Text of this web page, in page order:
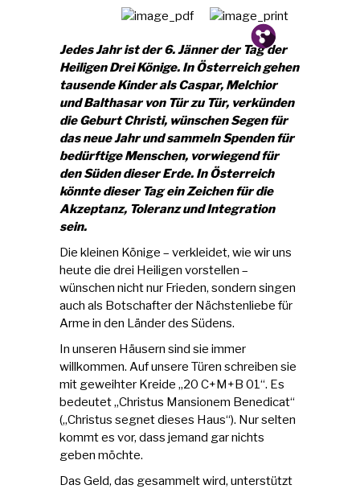
Fb.
Tw.
Pin.
Jedes Jahr ist der 6. Jänner der Tag der
Heiligen Drei Könige. In Österreich gehen
tausende Kinder als Caspar, Melchior
und Balthasar von Tür zu Tür, verkünden
die Geburt Christi, wünschen Segen für
das neue Jahr und sammeln Spenden für
bedürftige Menschen, vorwiegend für
den Süden dieser Erde. In Österreich
könnte dieser Tag ein Zeichen für die
Akzeptanz, Toleranz und Integration
sein.
Die kleinen Könige – verkleidet, wie wir uns
heute die drei Heiligen vorstellen –
wünschen nicht nur Frieden, sondern singen
auch als Botschafter der Nächstenliebe für
Arme in den Länder des Südens.
In unseren Häusern sind sie immer
willkommen. Auf unsere Türen schreiben sie
mit geweihter Kreide „20 C+M+B 01“. Es
bedeutet „Christus Mansionem Benedicat“
(„Christus segnet dieses Haus“). Nur selten
kommt es vor, dass jemand gar nichts
geben möchte.
Das Geld, das gesammelt wird, unterstützt